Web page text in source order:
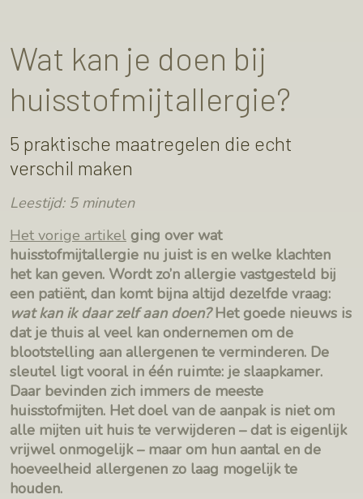
Wat kan je doen bij
huisstofmijtallergie?
5 praktische maatregelen die echt
verschil maken
Leestijd: 5 minuten
Het vorige artikel ging over wat
huisstofmijtallergie nu juist is en welke klachten
het kan geven. Wordt zo’n allergie vastgesteld bij
een patiënt, dan komt bijna altijd dezelfde vraag:
wat kan ik daar zelf aan doen?Het goede nieuws is
dat je thuis al veel kan ondernemen om de
blootstelling aan allergenen te verminderen. De
sleutel ligt vooral in één ruimte: je slaapkamer.
Daar bevinden zich immers de meeste
huisstofmijten. Het doel van de aanpak is niet om
alle mijten uit huis te verwijderen – dat is eigenlijk
vrijwel onmogelijk – maar om hun aantal en de
hoeveelheid allergenen zo laag mogelijk te
houden.